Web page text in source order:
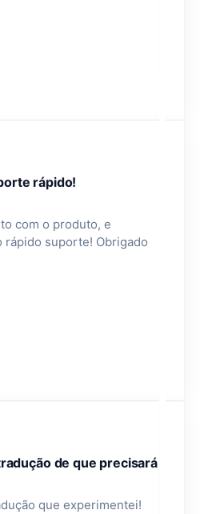
rápido!
com o produto, e
rápido suporte! Obrigado
de que precisará
que experimentei!